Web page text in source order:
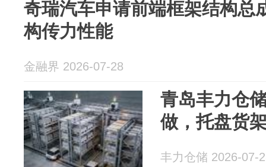
奇瑞汽车申请前端框架结构总
构传力性能
金融界 2026-07-28
青岛丰力仓
做，托盘货
丰力仓储 2026-07-